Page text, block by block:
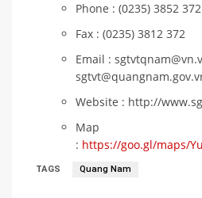
Phone : (0235) 3852 372
Fax : (0235) 3812 372
Email :
Website : http://
Map
: https://goo.gl/maps/
TAGS Quang Nam